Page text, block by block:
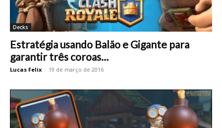
Decks
Estratégia usando Balão e Gigante para
garantir três coroas…
Lucas Felix - 19 de março de 2016